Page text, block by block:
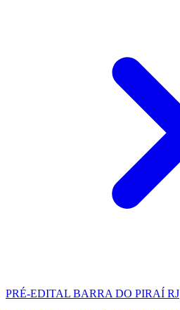
PRÉ-EDITAL BARRA DO PIRAÍ RJ